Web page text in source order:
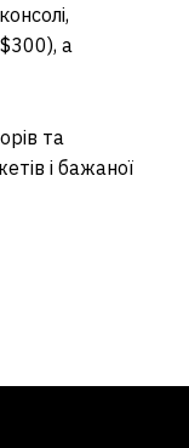
а
та
і бажаної